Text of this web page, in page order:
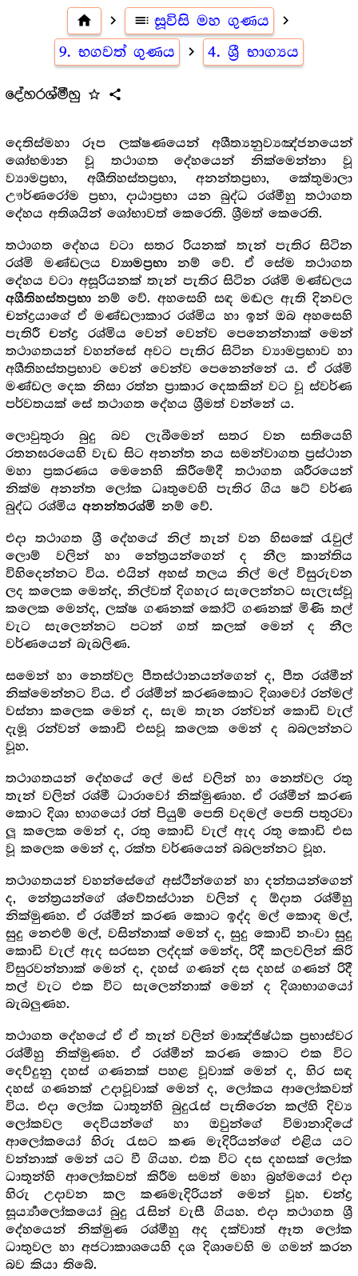
home navigate_next toc සූවිසි මහ ගුණය navigate_next
9. භගවත් ගුණය navigate_next 4. ශ්‍රී භාග්‍යය
දේහරශ්මීහු star_outline share
දෙතිස්මහා රූප ලක්ෂණයෙන් අශීත්‍යනුව්‍යඤ්ජනයෙන්
ශෝභමාන වූ තථාගත දේහයෙන් නික්මෙන්නා වූ
ව්‍යාමප්‍රභා, අශීතිහස්තප්‍රභා, අනන්තප්‍රභා, කේතුමාලා
ඌර්ණරෝම ප්‍රභා, දාඨාප්‍රභා යන බුද්ධ රශ්මීහු තථාගත
දේහය අතිශයින් ශෝභාවත් කෙරෙති. ශ්‍රීමත් කෙරෙති.
තථාගත දේහය වටා සතර රියනක් තැන් පැතිර සිටින
රශ්මි මණ්ඩලයව්‍යාමප්‍රභා නම් වේ. ඒ සේම තථාගත
දේහය වටා අසූරියනක් තැන් පැතිර සිටින රශ්මි මණ්ඩලය
අශීතිහස්තප්‍රභානම් වේ. අහසෙහි සඳ මඬල ඇති දිනවල
චන්ද්‍රයාගේ ඒ මණ්ඩලාකාර රශ්මිය හා ඉන් ඔබ අහසෙහි
පැතිරී චන්ද්‍ර රශ්මිය වෙන් වෙන්ව පෙනෙන්නාක් මෙන්
තථාගතයන් වහන්සේ අවට පැතිර සිටින ව්‍යාමප්‍රභාව හා
අශීතිහස්තප්‍රභාව වෙන් වෙන්ව පෙනෙන්නේ ය. ඒ රශ්මි
මණ්ඩල දෙක නිසා රත්න ප්‍රාකාර දෙකකින් වට වූ ස්වර්ණ
පර්වතයක් සේ තථාගත දේහය ශ්‍රීමත් වන්නේ ය.
ලොවුතුරා බුදු බව ලැබීමෙන් සතර වන සතියෙහි
රතනඝරයෙහි වැඩ සිට අනන්ත නය සමන්වාගත ප්‍රස්ථාන
මහා ප්‍රකරණය මෙනෙහි කිරීමේදී තථාගත ශරීරයෙන්
නික්ම අනන්ත ලෝක ධෘතුවෙහි පැතිර ගිය ෂට් වර්ණ
බුද්ධ රශ්මිය අනන්තරශ්මි නම් වේ.
එදා තථාගත ශ්‍රී දේහයේ නිල් තැන් වන හිසකේ රැවුල්
ලොම් වලින් හා නේත්‍රයන්ගෙන් ද නීල කාන්තිය
විහිදෙන්නට විය. එයින් අහස් තලය නිල් මල් විසුරුවන
ලද කලෙක මෙන්ද, නිල්වත් දිගහැර සැලෙන්නට සැලැස්වූ
කලෙක මෙන්ද, ලක්ෂ ගණනක් කෝටි ගණනක් මිණි තල්
වැට සැලෙන්නට පටන් ගත් කලක් මෙන් ද නීල
වර්ණයෙන් බැබලිණ.
සමෙන් හා නෙත්වල පීතස්ථානයන්ගෙන් ද, පීත රශ්මීන්
නික්මෙන්නට විය. ඒ රශ්මීන් කරණකොට දිශාවෝ රන්මල්
වස්නා කලෙක මෙන් ද, සැම තැන රන්වන් කොඩි වැල්
දැමූ රන්වන් කොඩි එසවූ කලෙක මෙන් ද බබලන්නට
වූහ.
තථාගතයන් දේහයේ ලේ මස් වලින් හා නෙත්වල රතු
තැන් වලින් රශ්මී ධාරාවෝ නික්මුණාහ. ඒ රශ්මීන් කරණ
කොට දිශා භාගයෝ රත් පියුම් පෙති වදමල් පෙති පතුරවා
ලූ කලෙක මෙන් ද, රතු කොඩි වැල් ඇද රතු කොඩි එස
වූ කලෙක මෙන් ද, රක්ත වර්ණයෙන් බබලන්නට වූහ.
තථාගතයන් වහන්සේගේ අස්ථීන්ගෙන් හා දන්තයන්ගෙන්
ද, නේත්‍රයන්ගේ ශ්වේතස්ථාන වලින් ද ඕදාත රශ්මීහු
නික්මුණහ. ඒ රශ්මීන් කරණ කොට ඉද්ද මල් කොඳ මල්,
සුදු නෙළුම් මල්, වසින්නාක් මෙන් ද, සුදු කොඩි නංවා සුදු
කොඩි වැල් ඇද සරසන ලද්දක් මෙන්ද, රිදී කලවලින් කිරි
විසුරවන්නාක් මෙන් ද, දහස් ගණන් දස දහස් ගණන් රිදී
තල් වැට එක විට සැලෙන්නාක් මෙන් ද දිශාභාගයෝ
බැබලුණහ.
තථාගත දේහයේ ඒ ඒ තැන් වලින් මාඤ්ජිෂ්ඨක ප්‍රභාස්වර
රශ්මීහු නික්මුණහ. ඒ රශ්මීන් කරණ කොට එක විට
දෙව්දුනු දහස් ගණනක් පහළ වූවාක් මෙන් ද, හිර සඳ
දහස් ගණනක් උදාවූවාක් මෙන් ද, ලෝකය ආලෝකවත්
විය. එදා ලෝක ධාතූන්හි බුදුරැස් පැතිරෙන කල්හි දිව්‍ය
ලෝකවල දෙවියන්ගේ හා ඔවුන්ගේ විමානාදියේ
ආලෝකයෝ හිරු රැසට කණ මැදිරියන්ගේ එළිය යට
වන්නාක් මෙන් යට වී ගියහ. එක විට දස දහසක් ලෝක
ධාතූන්හි ආලෝකවත් කිරීම සමත් මහා බ්‍රහ්මයෝ එදා
හිරු උදාවන කල කණමැදිරියන් මෙන් වූහ. චන්ද්‍ර
සූර්‍ය්‍යාලෝකයෝ බුදු රැසින් වැසී ගියහ. එදා තථාගත ශ්‍රී
දේහයෙන් නික්මුණ රශ්මීහු අද දක්වාත් ඈත ලෝක
ධාතුවල හා අජටාකාශයෙහි දශ දිශාවෙහි ම ගමන් කරන
බව කියා තිබේ.